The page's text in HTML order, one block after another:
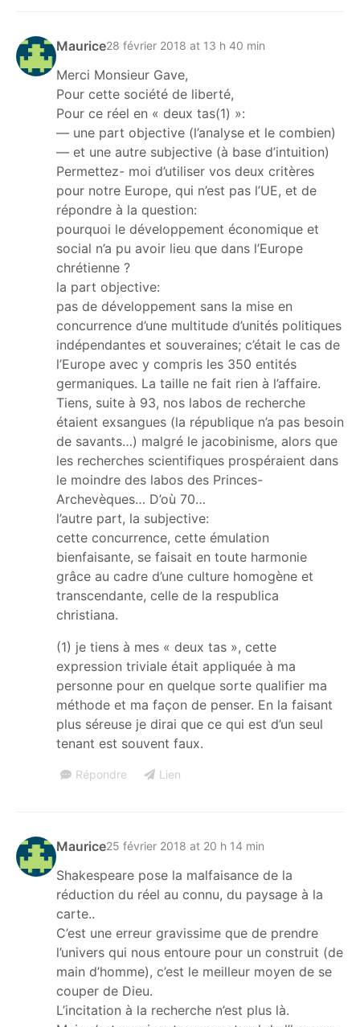
Maurice28 février 2018 at 13 h 40 min
Merci Monsieur Gave,
Pour cette société de liberté,
Pour ce réel en « deux tas(1) »:
— une part objective (l’analyse et le combien)
— et une autre subjective (à base d’intuition)
Permettez- moi d’utiliser vos deux critères
pour notre Europe, qui n’est pas l’UE, et de
répondre à la question:
pourquoi le développement économique et
social n’a pu avoir lieu que dans l’Europe
chrétienne ?
la part objective:
pas de développement sans la mise en
concurrence d’une multitude d’unités politiques
indépendantes et souveraines; c’était le cas de
l’Europe avec y compris les 350 entités
germaniques. La taille ne fait rien à l’affaire.
Tiens, suite à 93, nos labos de recherche
étaient exsangues (la république n’a pas besoin
de savants…) malgré le jacobinisme, alors que
les recherches scientifiques prospéraient dans
le moindre des labos des Princes-
Archevèques… D’où 70…
l’autre part, la subjective:
cette concurrence, cette émulation
bienfaisante, se faisait en toute harmonie
grâce au cadre d’une culture homogène et
transcendante, celle de la respublica
christiana.
(1) je tiens à mes « deux tas », cette
expression triviale était appliquée à ma
personne pour en quelque sorte qualifier ma
méthode et ma façon de penser. En la faisant
plus séreuse je dirai que ce qui est d’un seul
tenant est souvent faux.
Répondre Lien
Maurice25 février 2018 at 20 h 14 min
Shakespeare pose la malfaisance de la
réduction du réel au connu, du paysage à la
carte..
C’est une erreur gravissime que de prendre
l’univers qui nous entoure pour un construit (de
main d’homme), c’est le meilleur moyen de se
couper de Dieu.
L’incitation à la recherche n’est plus là.